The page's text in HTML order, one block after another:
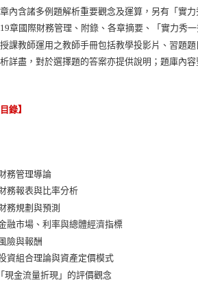
內含諸多例題解析重要觀念及運算，另有「實
章國際財務管理、附錄、各章摘要、「實力秀
課教師運用之教師手冊包括教學投影片、習題
詳盡，對於選擇題的答案亦提供說明；題庫內
錄】
務管理導論
務報表與比率分析
務規劃與預測
融市場、利率與總體經濟指標
險與報酬
資組合理論與資產定價模式
現金流量折現」的評價觀念